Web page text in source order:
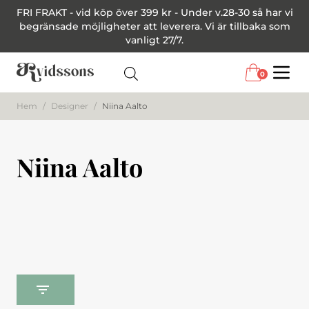
FRI FRAKT - vid köp över 399 kr - Under v.28-30 så har vi
begränsade möjligheter att leverera. Vi är tillbaka som
vanligt 27/7.
0
Hem / Designer / Niina Aalto
Niina Aalto